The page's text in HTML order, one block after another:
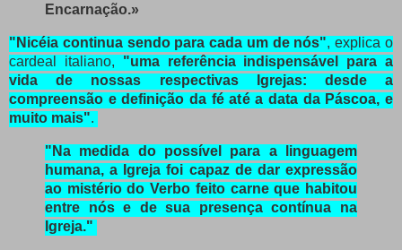
Encarnação.»
"Nicéia continua sendo para cada um de nós", explica o
cardeal italiano, "uma referência indispensável para a
vida de nossas respectivas Igrejas: desde a
compreensão e definição da fé até a data da Páscoa, e
muito mais".
"Na medida do possível para a linguagem
humana, a Igreja foi capaz de dar expressão
ao mistério do Verbo feito carne que habitou
entre nós e de sua presença contínua na
Igreja."